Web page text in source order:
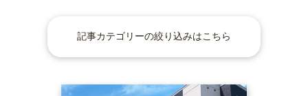
記事カテゴリーの絞り込みはこちら